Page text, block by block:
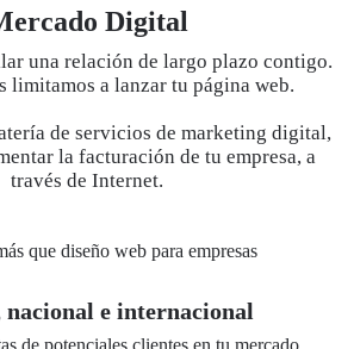
Digital
una relación de largo plazo contigo.
limitamos a lanzar tu página web.
de servicios de marketing digital,
la facturación de tu empresa, a
través de Internet.
nacional e internacional
de potenciales clientes en tu mercado